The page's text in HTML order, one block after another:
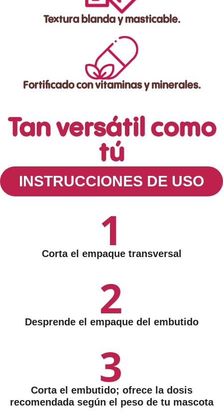
Textura blanda y masticable.
Fortificado con vitaminas y minerales.
Tan versátil como
tú
INSTRUCCIONES DE USO
Corta el empaque transversal
Desprende el empaque del embutido
Corta el embutido; ofrece la dosis
recomendada según el peso de tu mascota